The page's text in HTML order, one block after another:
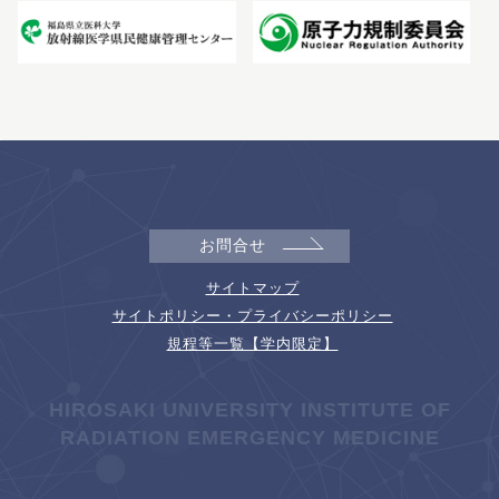
お問合せ
サイトマップ
サイトポリシー・プライバシーポリシー
規程等一覧【学内限定】
HIROSAKI UNIVERSITY INSTITUTE OF
RADIATION EMERGENCY MEDICINE